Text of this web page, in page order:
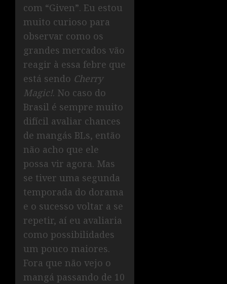
com “Given”. Eu estou
muito curioso para
observar como os
grandes mercados vão
reagir à essa febre que
está sendo Cherry
Magic!. No caso do
Brasil é sempre muito
difícil avaliar chances
de mangás BLs, então
não acho que ele
possa vir agora. Mas
se tiver uma segunda
temporada do dorama
e o sucesso voltar a se
repetir, aí eu avaliaria
como possibilidades
um pouco maiores.
Fora que não vejo o
mangá passando de 10